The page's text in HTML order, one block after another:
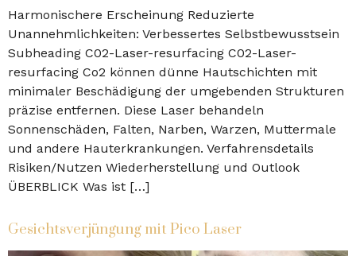
Harmonischere Erscheinung Reduzierte
Unannehmlichkeiten: Verbessertes Selbstbewusstsein
Subheading C02-Laser-resurfacing C02-Laser-
resurfacing Co2 können dünne Hautschichten mit
minimaler Beschädigung der umgebenden Strukturen
präzise entfernen. Diese Laser behandeln
Sonnenschäden, Falten, Narben, Warzen, Muttermale
und andere Hauterkrankungen. Verfahrensdetails
Risiken/Nutzen Wiederherstellung und Outlook
ÜBERBLICK Was ist […]
Gesichtsverjüngung mit Pico Laser